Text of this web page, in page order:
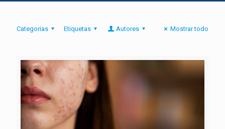
Categorias Etiquetas Autores Mostrar todo